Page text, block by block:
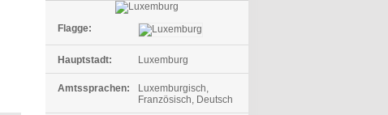
Flagge:
Hauptstadt: Luxemburg
Amtssprachen:
Luxemburgisch,
Französisch, Deutsch